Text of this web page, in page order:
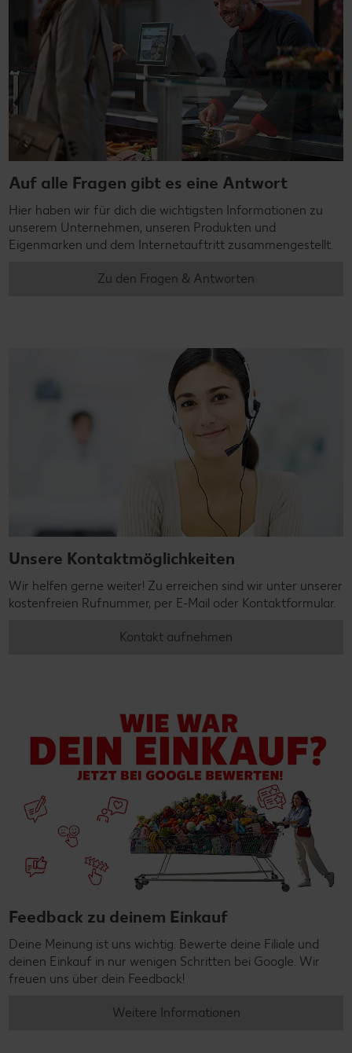
Auf alle Fragen gibt es eine Antwort
Hier haben wir für dich die wichtigsten Informationen zu
unserem Unternehmen, unseren Produkten und
Eigenmarken und dem Internetauftritt zusammengestellt.
Zu den Fragen & Antworten
Unsere Kontaktmöglichkeiten
Wir helfen gerne weiter! Zu erreichen sind wir unter unserer
kostenfreien Rufnummer, per E-Mail oder Kontaktformular.
Kontakt aufnehmen
Feedback zu deinem Einkauf
Deine Meinung ist uns wichtig. Bewerte deine Filiale und
deinen Einkauf in nur wenigen Schritten bei Google. Wir
freuen uns über dein Feedback!
Weitere Informationen